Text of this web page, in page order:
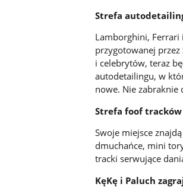
Strefa
Lamborghini, Ferrari
przygotowanej przez
i celebrytów, teraz
autodetailingu, w
nowe. Nie zabraknie
Strefa foof
Swoje miejsce
dmuchańce, mini
tracki serwujące
KęKę i Paluch